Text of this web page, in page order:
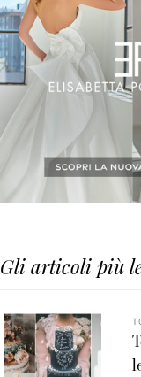
Gli articoli più